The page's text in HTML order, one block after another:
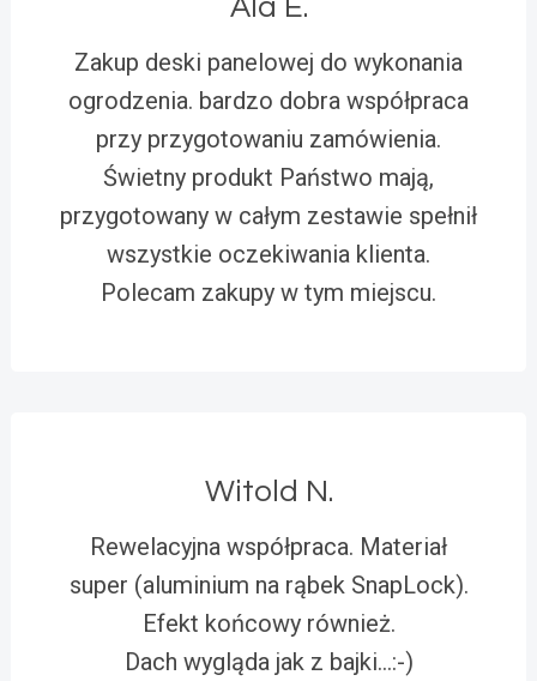
Ala E.
Zakup deski panelowej do wykonania
ogrodzenia. bardzo dobra współpraca
przy przygotowaniu zamówienia.
Świetny produkt Państwo mają,
przygotowany w całym zestawie spełnił
wszystkie oczekiwania klienta.
Polecam zakupy w tym miejscu.
Witold N.
Rewelacyjna współpraca. Materiał
super (aluminium na rąbek SnapLock).
Efekt końcowy również.
Dach wygląda jak z bajki…:-)